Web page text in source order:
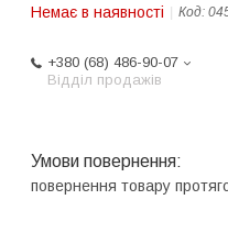
Немає в наявності Код:
+380 (68) 486-90-07
Відділ продажів
повернення товару